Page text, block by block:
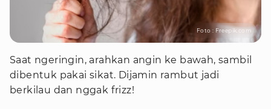
Foto : Freepik.com
Saat ngeringin, arahkan angin ke bawah, sambil
dibentuk pakai sikat. Dijamin rambut jadi
berkilau dan nggak frizz!